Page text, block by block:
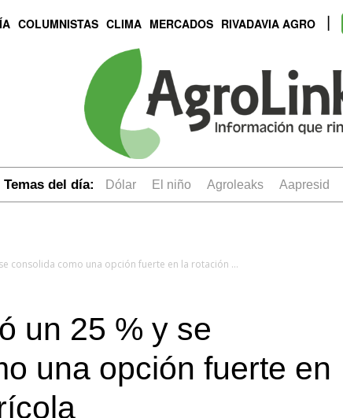
COLUMNISTAS CLIMA MERCADOS RIVADAVIA AGRO
Temas del día: dólar el niño Agroleaks aapresid
El sorgo creció un 25 % y se consolida como una opción fuerte en la rotación agrícola
un 25 % y se
una opción fuerte en